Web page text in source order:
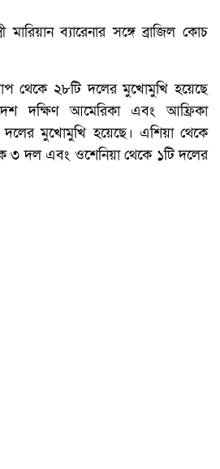
মারিয়ান ব্যারেনার সঙ্গে ব্রাজিল কোচ
থেকে ২৮টি দলের মুখোমুখি হয়েছে
দক্ষিণ আমেরিকা এবং আফ্রিকা
মুখোমুখি হয়েছে। এশিয়া থেকে
৩ দল এবং ওশেনিয়া থেকে ১টি দলের